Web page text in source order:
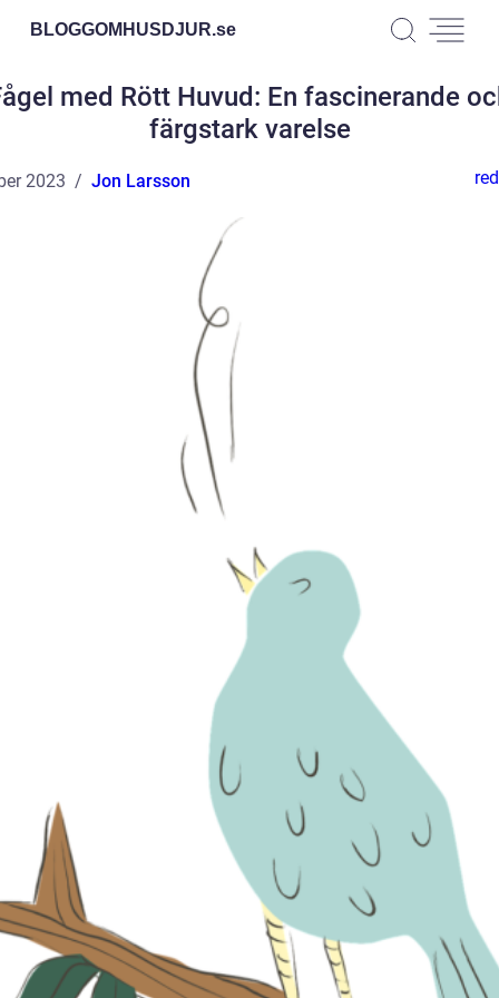
BLOGGOMHUSDJUR.se
med Rött Huvud: En fascinerande
färgstark varelse
2023 Jon Larsson